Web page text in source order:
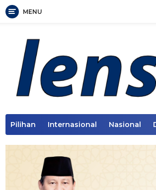
MENU
Pilihan Internasional Nasional